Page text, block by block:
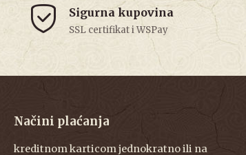
Sigurna kupovina
SSL certifikat i WSPay
Načini plaćanja
kreditnom karticom jednokratno ili na